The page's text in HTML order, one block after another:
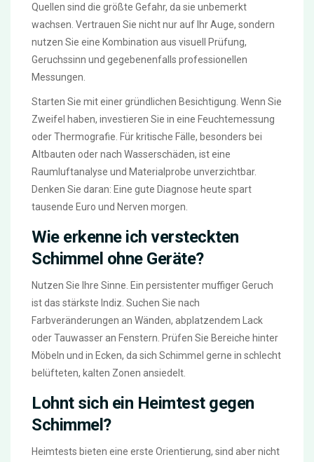
Quellen sind die größte Gefahr, da sie unbemerkt
wachsen. Vertrauen Sie nicht nur auf Ihr Auge, sondern
nutzen Sie eine Kombination aus visuell Prüfung,
Geruchssinn und gegebenenfalls professionellen
Messungen.
Starten Sie mit einer gründlichen Besichtigung. Wenn Sie
Zweifel haben, investieren Sie in eine Feuchtemessung
oder Thermografie. Für kritische Fälle, besonders bei
Altbauten oder nach Wasserschäden, ist eine
Raumluftanalyse und Materialprobe unverzichtbar.
Denken Sie daran: Eine gute Diagnose heute spart
tausende Euro und Nerven morgen.
Wie erkenne ich versteckten
Schimmel ohne Geräte?
Nutzen Sie Ihre Sinne. Ein persistenter muffiger Geruch
ist das stärkste Indiz. Suchen Sie nach
Farbveränderungen an Wänden, abplatzendem Lack
oder Tauwasser an Fenstern. Prüfen Sie Bereiche hinter
Möbeln und in Ecken, da sich Schimmel gerne in schlecht
belüfteten, kalten Zonen ansiedelt.
Lohnt sich ein Heimtest gegen
Schimmel?
Heimtests bieten eine erste Orientierung, sind aber nicht